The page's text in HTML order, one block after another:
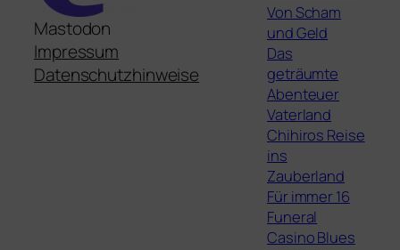
Mastodon
Impressum
Datenschutzhinweise
Von Scham
und Geld
Das
geträumte
Abenteuer
Vaterland
Chihiros Reise
ins
Zauberland
Für immer 16
Funeral
Casino Blues